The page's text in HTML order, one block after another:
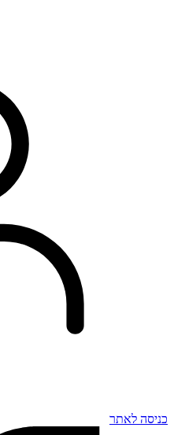
כניסה לאתר